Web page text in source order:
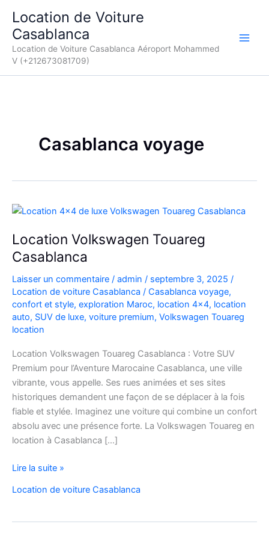
contenu
Location de Voiture
Casablanca
Location de Voiture Casablanca Aéroport Mohammed
V (+212673081709)
Casablanca voyage
Location Volkswagen Touareg
Casablanca
Laisser un commentaire / admin / septembre 3, 2025 /
Location de voiture Casablanca / Casablanca voyage,
confort et style, exploration Maroc, location 4x4, location
auto, SUV de luxe, voiture premium, Volkswagen Touareg
location
Location Volkswagen Touareg Casablanca : Votre SUV
Premium pour l’Aventure Marocaine Casablanca, une ville
vibrante, vous appelle. Ses rues animées et ses sites
historiques demandent une façon de se déplacer à la fois
fiable et stylée. Imaginez une voiture qui combine un confort
absolu avec une présence forte. La Volkswagen Touareg en
location à Casablanca […]
Location
Touareg
Lire la suite »
Location de voiture Casablanca